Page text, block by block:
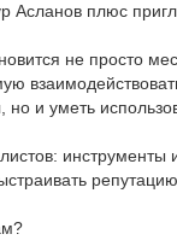
Асланов плюс
не просто
и уметь
инструменты